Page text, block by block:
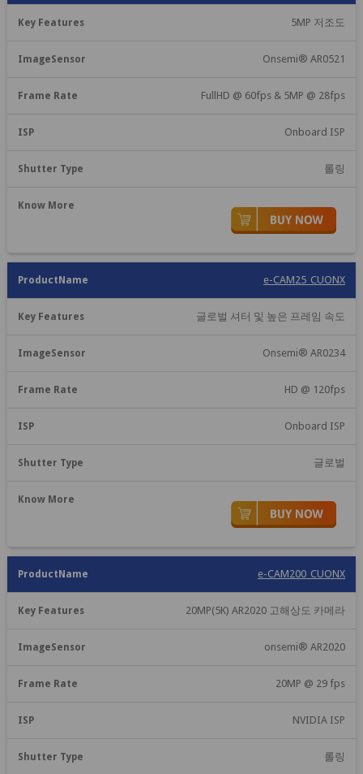
5MP 저조도
Onsemi® AR0521
FullHD @ 60fps & 5MP @ 28fps
Onboard ISP
롤링
e-CAM25_CUONX
글로벌 셔터 및 높은 프레임 속도
Onsemi® AR0234
HD @ 120fps
Onboard ISP
글로벌
e-CAM200_CUONX
20MP(5K) AR2020 고해상도 카메라
onsemi® AR2020
20MP @ 29 fps
NVIDIA ISP
롤링